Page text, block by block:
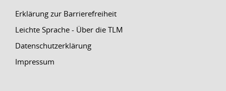
Erklärung zur Barrierefreiheit
Leichte Sprache - Über die TLM
Datenschutzerklärung
Impressum